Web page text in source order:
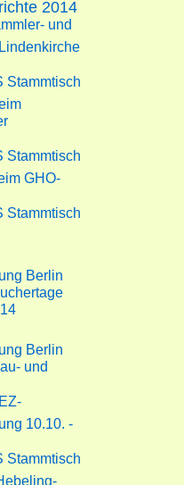
2014
und
Stammtisch
Stammtisch
GHO-
Stammtisch
Berlin
Berlin
und
10.10. -
Stammtisch